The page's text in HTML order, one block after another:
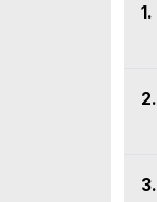
1.
2.
3.